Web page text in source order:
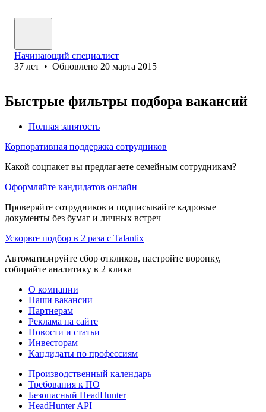
Начинающий специалист
37 лет • Обновлено 20 марта 2015
Быстрые фильтры подбора вакансий
Полная занятость
Корпоративная поддержка сотрудников
Какой соцпакет вы предлагаете семейным сотрудникам?
Оформляйте кандидатов онлайн
Проверяйте сотрудников и подписывайте кадровые
документы без бумаг и личных встреч
Ускорьте подбор в 2 раза с Talantix
Автоматизируйте сбор откликов, настройте воронку,
собирайте аналитику в 2 клика
О компании
Наши вакансии
Партнерам
Реклама на сайте
Новости и статьи
Инвесторам
Кандидаты по профессиям
Производственный календарь
Требования к ПО
Безопасный HeadHunter
HeadHunter API